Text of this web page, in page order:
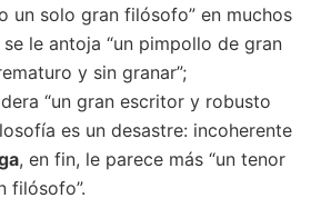
un solo gran filósofo” en muchos
se le antoja “un pimpollo de gran
y sin granar”;
“un gran escritor y robusto
es un desastre: incoherente
, en fin, le parece más “un tenor
filósofo”.